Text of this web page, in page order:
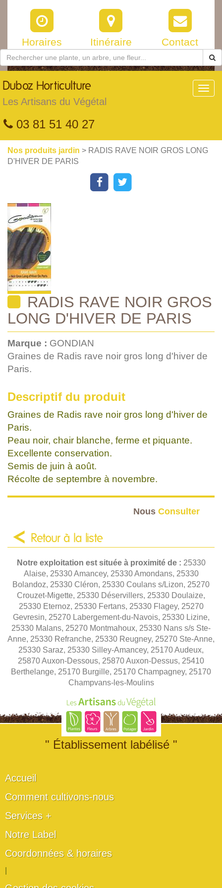
Horaires Itinéraire Contact
Duboz Horticulture
Les Artisans du Végétal
03 81 51 40 27
Nos produits jardin > RADIS RAVE NOIR GROS LONG
D'HIVER DE PARIS
RADIS RAVE NOIR GROS
LONG D'HIVER DE PARIS
Marque : GONDIAN
Graines de Radis rave noir gros long d'hiver de
Paris.
Descriptif du produit
Graines de Radis rave noir gros long d'hiver de
Paris.
Peau noir, chair blanche, ferme et piquante.
Excellente conservation.
Semis de juin à août.
Récolte de septembre à novembre.
Nous Consulter
Retour à la liste
Notre exploitation est située à proximité de : 25330
Alaise, 25330 Amancey, 25330 Amondans, 25330
Bolandoz, 25330 Cléron, 25330 Coulans s/Lizon, 25270
Crouzet-Migette, 25330 Déservillers, 25330 Doulaize,
25330 Eternoz, 25330 Fertans, 25330 Flagey, 25270
Gevresin, 25270 Labergement-du-Navois, 25330 Lizine,
25330 Malans, 25270 Montmahoux, 25330 Nans s/s Ste-
Anne, 25330 Refranche, 25330 Reugney, 25270 Ste-Anne,
25330 Saraz, 25330 Silley-Amancey, 25170 Audeux,
25870 Auxon-Dessous, 25870 Auxon-Dessus, 25410
Berthelange, 25170 Burgille, 25170 Champagney, 25170
Champvans-les-Moulins
" Établissement labélisé "
Accueil
Comment cultivons-nous
Services +
Notre Label
Coordonnées & horaires